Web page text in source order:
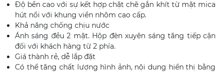
Độ bền cao với sự kết hợp chặt chẽ gắn khít từ mặt mica
hút nổi với khung viền nhôm cao cấp.
Khả năng chống chịu nước
Ánh sáng đều 2 mặt. Hộp đèn xuyên sáng tăng tiếp cận
đối với khách hàng từ 2 phía.
Giá thành rẻ, dễ lắp đặt
Có thể tăng chất lượng hình ảnh, nội dung hiển thị bằng